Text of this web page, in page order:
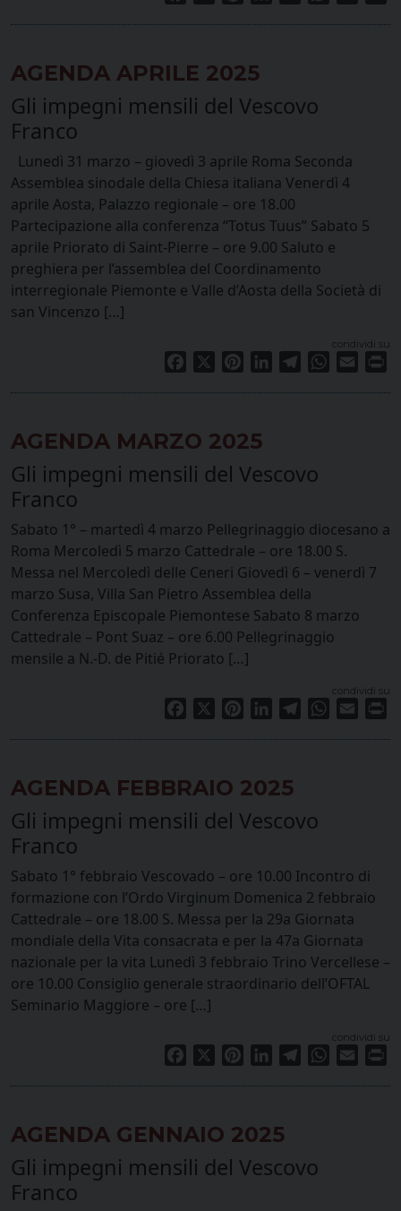
AGENDA APRILE 2025
Gli impegni mensili del Vescovo
Franco
Lunedì 31 marzo – giovedì 3 aprile Roma Seconda
Assemblea sinodale della Chiesa italiana Venerdì 4
aprile Aosta, Palazzo regionale – ore 18.00
Partecipazione alla conferenza “Totus Tuus” Sabato 5
aprile Priorato di Saint-Pierre – ore 9.00 Saluto e
preghiera per l’assemblea del Coordinamento
interregionale Piemonte e Valle d’Aosta della Società di
san Vincenzo […]
condividi su
Facebook PinterestLinkedInTelegramWhatsApp
Email
AGENDA MARZO 2025
Gli impegni mensili del Vescovo
Franco
Sabato 1° – martedì 4 marzo Pellegrinaggio diocesano a
Roma Mercoledì 5 marzo Cattedrale – ore 18.00 S.
Messa nel Mercoledì delle Ceneri Giovedì 6 – venerdì 7
marzo Susa, Villa San Pietro Assemblea della
Conferenza Episcopale Piemontese Sabato 8 marzo
Cattedrale – Pont Suaz – ore 6.00 Pellegrinaggio
mensile a N.-D. de Pitié Priorato […]
condividi su
Facebook PinterestLinkedInTelegramWhatsApp
Email
AGENDA FEBBRAIO 2025
Gli impegni mensili del Vescovo
Franco
Sabato 1° febbraio Vescovado – ore 10.00 Incontro di
formazione con l’Ordo Virginum Domenica 2 febbraio
Cattedrale – ore 18.00 S. Messa per la 29a Giornata
mondiale della Vita consacrata e per la 47a Giornata
nazionale per la vita Lunedì 3 febbraio Trino Vercellese –
ore 10.00 Consiglio generale straordinario dell’OFTAL
Seminario Maggiore – ore […]
condividi su
Facebook PinterestLinkedInTelegramWhatsApp
Email
AGENDA GENNAIO 2025
Gli impegni mensili del Vescovo
Franco